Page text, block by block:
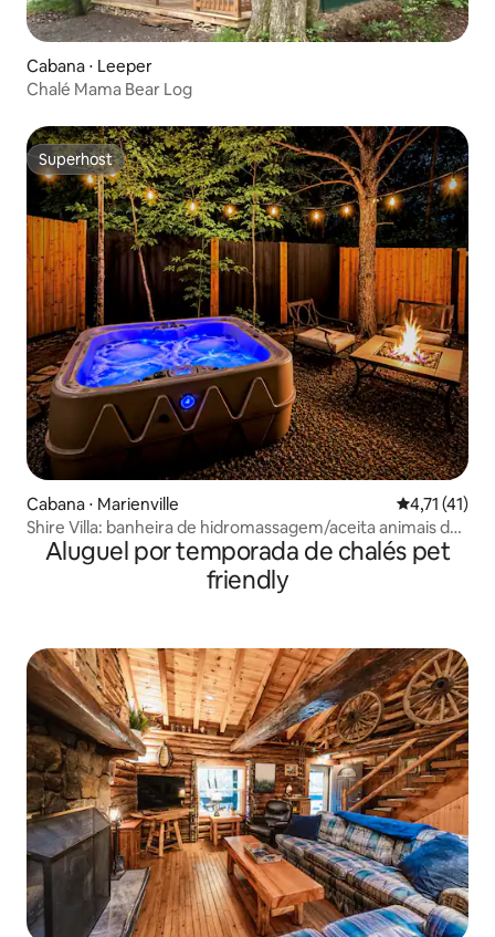
Cabana ⋅ Leeper
Chalé Mama Bear Log
Superhost
Superhost
Cabana ⋅ Marienville 4,71 de uma
4,71 (41)
Shire Villa: banheira de hidromassagem/aceita animais de
estimação perto de Cook Forest
Aluguel por temporada de chalés pet
friendly